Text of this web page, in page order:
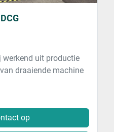
werkend uit productie
draaiende machine
op